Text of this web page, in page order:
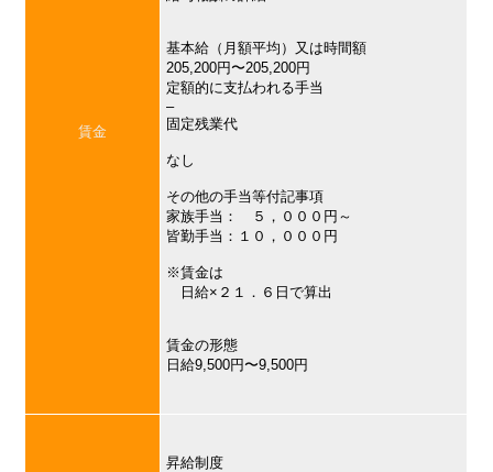
賃金
基本給（月額平均）又は時間額
205,200円〜205,200円
定額的に支払われる手当
–
固定残業代
なし
その他の手当等付記事項
家族手当： ５，０００円～
皆勤手当：１０，０００円
※賃金は
日給×２１．６日で算出
賃金の形態
日給9,500円〜9,500円
昇給制度